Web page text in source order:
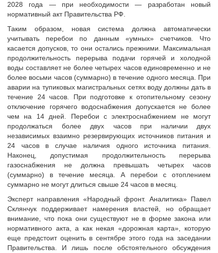
2028 года — при необходимости — разработан новый
нормативный акт Правительства РФ.
Таким образом, новая система должна автоматически
учитывать перебои по данным «умных» счетчиков. Что
касается допусков, то они остались прежними. Максимальная
продолжительность перерыва подачи горячей и холодной
воды составляет не более четырех часов единовременно и не
более восьми часов (суммарно) в течение одного месяца. При
аварии на тупиковых магистральных сетях воду должны дать в
течение 24 часов. При подготовке к отопительному сезону
отключение горячего водоснабжения допускается не более
чем на 14 дней. Перебои с электроснабжением не могут
продолжаться более двух часов при наличии двух
независимых взаимно резервирующих источников питания и
24 часов в случае наличия одного источника питания.
Наконец, допустимая продолжительность перерыва
газоснабжения не должна превышать четырех часов
(суммарно) в течение месяца. А перебои с отоплением
суммарно не могут длиться свыше 24 часов в месяц.
Эксперт направления «Народный фронт. Аналитика» Павел
Склянчук поддерживает намерения властей, но обращает
внимание, что пока они существуют не в форме закона или
нормативного акта, а как некая «дорожная карта», которую
еще предстоит оценить в сентябре этого года на заседании
Правительства. И лишь после обстоятельного обсуждения